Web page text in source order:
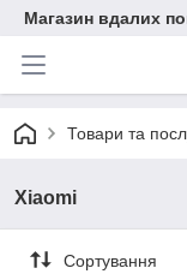
Магазин вдалих
Товари та
Xiaomi
Сортування